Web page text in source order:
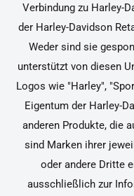
Verbindung zu Harley-
der Harley-Davidson
Weder sind sie
unterstützt von diesen
Logos wie "Harley",
Eigentum der Harley-
anderen Produkte, die
sind Marken ihrer
oder andere Dritte
ausschließlich zur